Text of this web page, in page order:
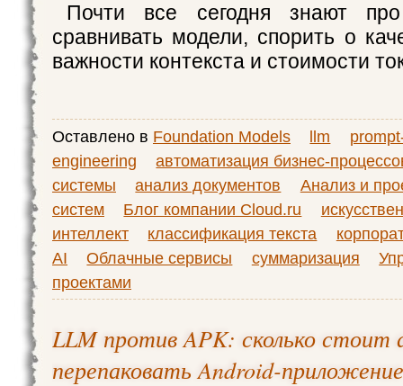
Почти все сегодня знают
сравнивать модели, спорить о
важности контекста и стоимости
Оставлено в Foundation Models llm
engineering
автоматизация бизнес-
системы
анализ документов
Анализ и
систем
Блог компании Cloud.ru
интеллект
классификация текста
AI
Облачные сервисы суммаризация
проектами
LLM против APK: сколько стоит
перепаковать Android-приложение